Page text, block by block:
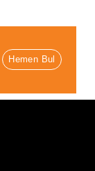
Hemen Bul